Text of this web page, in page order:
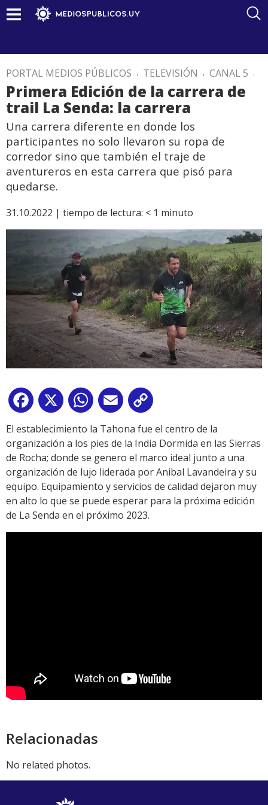
PORTAL MEDIOS PÚBLICOS . TELEVISIÓN . CANAL 5 .
Primera Edición de la carrera de
trail La Senda: la carrera
Una carrera diferente en donde los
participantes no solo llevaron su ropa de
corredor sino que también el traje de
aventureros en esta carrera que pisó para
quedarse.
31.10.2022 | tiempo de lectura: < 1 minuto
Facebook
X WhatsApp
Email
Link
El establecimiento la Tahona fue el centro de la
organización a los pies de la India Dormida en las Sierras
de Rocha; donde se genero el marco ideal junto a una
organización de lujo liderada por Anibal Lavandeira y su
equipo. Equipamiento y servicios de calidad dejaron muy
en alto lo que se puede esperar para la próxima edición
de La Senda en el próximo 2023.
Relacionadas
No related photos.